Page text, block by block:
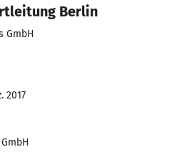
Berlin
GmbH
2017
GmbH